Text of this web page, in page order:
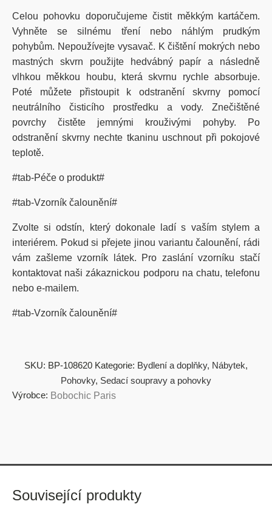
Celou pohovku doporučujeme čistit měkkým kartáčem.
Vyhněte se silnému tření nebo náhlým prudkým
pohybům. Nepoužívejte vysavač. K čištění mokrých nebo
mastných skvrn použijte hedvábný papír a následně
vlhkou měkkou houbu, která skvrnu rychle absorbuje.
Poté můžete přistoupit k odstranění skvrny pomocí
neutrálního čisticího prostředku a vody. Znečištěné
povrchy čistěte jemnými krouživými pohyby. Po
odstranění skvrny nechte tkaninu uschnout při pokojové
teplotě.
#tab-Péče o produkt#
#tab-Vzorník čalounění#
Zvolte si odstín, který dokonale ladí s vaším stylem a
interiérem. Pokud si přejete jinou variantu čalounění, rádi
vám zašleme vzorník látek. Pro zaslání vzorníku stačí
kontaktovat naši zákaznickou podporu na chatu, telefonu
nebo e-mailem.
#tab-Vzorník čalounění#
SKU: BP-108620 Kategorie: Bydlení a doplňky, Nábytek,
Pohovky, Sedací soupravy a pohovky
Výrobce: Bobochic Paris
Související produkty